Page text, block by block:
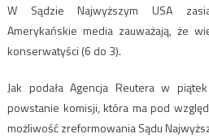
W Sądzie Najwyższym USA
Amerykańskie media zauważają, że
konserwatyści (6 do 3).
Jak podała Agencja Reutera w
powstanie komisji, która ma pod
możliwość zreformowania Sądu